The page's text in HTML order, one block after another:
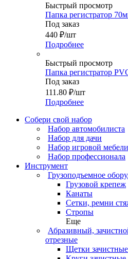
Быстрый просмотр
Папка регистратор
Под заказ
440 ₽/шт
Подробнее
Быстрый просмотр
Папка регистратор
Под заказ
111.80 ₽/шт
Подробнее
Собери свой набор
Набор автомобилиста
Набор для дачи
Набор игровой мебели
Набор профессионала
Инструмент
Грузоподъемное
Грузовой крепеж
Канаты
Сетки, ремни
Стропы
Еще
Абразивный,
отрезные
Щетки